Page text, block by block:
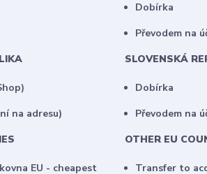
na adresu)
EU - cheapest
Dobírka
Převodem na
SLOVENSKÁ
Dobírka
Převodem na
OTHER EU
Transfer to